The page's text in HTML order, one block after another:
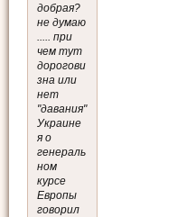
добрая?
не думаю
..... при
чем тут
дорогови
зна или
нет
"давания"
Украине
я о
генераль
ном
курсе
Европы
говорил